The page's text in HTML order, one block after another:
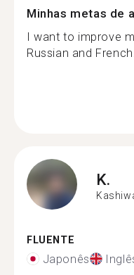
Minhas metas de
I want to improve
Russian and
K.
FLUENTE
Japonês